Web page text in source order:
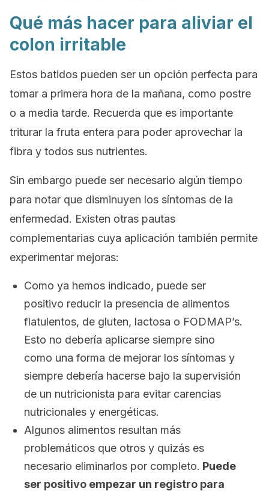
Qué más hacer para aliviar el
colon irritable
Estos batidos pueden ser un opción perfecta para
tomar a primera hora de la mañana, como postre
o a media tarde. Recuerda que es importante
triturar la fruta entera para poder aprovechar la
fibra y todos sus nutrientes.
Sin embargo puede ser necesario algún tiempo
para notar que disminuyen los síntomas de la
enfermedad. Existen otras pautas
complementarias cuya aplicación también permite
experimentar mejoras:
Como ya hemos indicado, puede ser
positivo reducir la presencia de alimentos
flatulentos, de gluten, lactosa o FODMAP’s.
Esto no debería aplicarse siempre sino
como una forma de mejorar los síntomas y
siempre debería hacerse bajo la supervisión
de un nutricionista para evitar carencias
nutricionales y energéticas.
Algunos alimentos resultan más
problemáticos que otros y quizás es
necesario eliminarlos por completo. Puede
ser positivo empezar un registro para